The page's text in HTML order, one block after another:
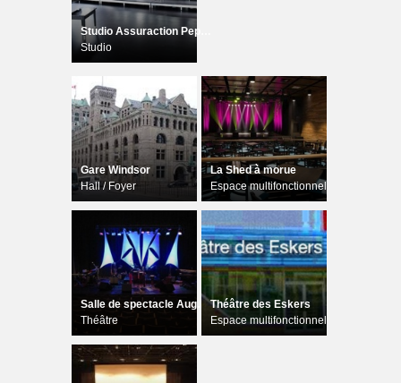
Studio
Gare Windsor
Hall / Foyer
La Shed à morue
Espace multifonctionnel
Salle de spectacle Augustin-Norbert
Théâtre
Théâtre des Eskers
Espace multifonctionnel